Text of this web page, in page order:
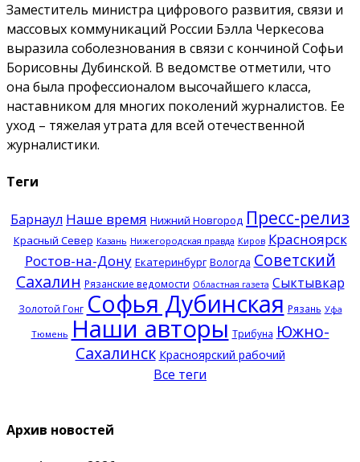
Заместитель министра цифрового развития, связи и
массовых коммуникаций России Бэлла Черкесова
выразила соболезнования в связи с кончиной Софьи
Борисовны Дубинской. В ведомстве отметили, что
она была профессионалом высочайшего класса,
наставником для многих поколений журналистов. Ее
уход – тяжелая утрата для всей отечественной
журналистики.
Теги
Барнаул Наше время Нижний Новгород Пресс-релиз
Красный Север Казань Нижегородская правда Киров Красноярск
Ростов-на-Дону Екатеринбург Вологда Советский
Сахалин Рязанские ведомости Областная газета Сыктывкар
Золотой Гонг Софья Дубинская Рязань Уфа
Тюмень Наши авторы Трибуна Южно-
Сахалинск Красноярский рабочий
Все теги
Архив новостей